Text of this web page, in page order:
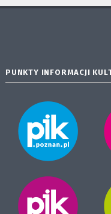
PUNKTY INFORMACJI